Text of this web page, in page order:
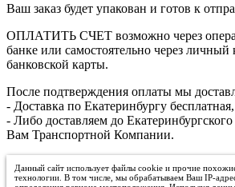
Ваш заказ будет упакован и готов к
ОПЛАТИТЬ СЧЕТ возможно через
банке или самостоятельно через
банковской карты.
После подтверждения оплаты мы
- Доставка по Екатеринбургу бесплатная,
- Либо доставляем до
Вам Транспортной Компании.
Данный сайт использует файлы cookie и прочие
технологии. В том числе, мы обрабатываем Ваш IP-